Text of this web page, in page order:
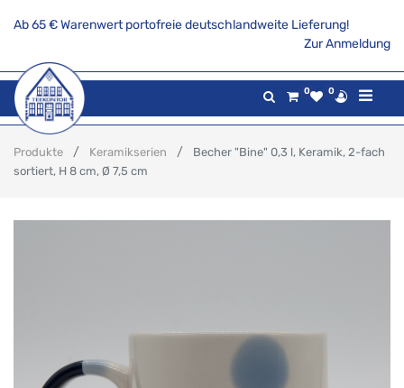
Ab 65 € Warenwert portofreie deutschlandweite Lieferung!
Zur Anmeldung
0 0
Produkte Keramikserien
Becher "Bine" 0,3 l, Keramik, 2-fach
sortiert, H 8 cm, Ø 7,5 cm